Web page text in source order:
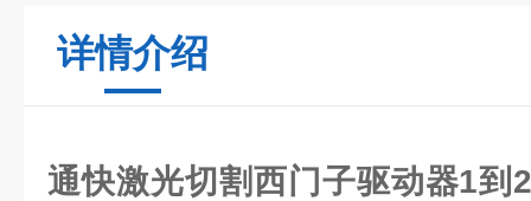
详情介绍
通快激光切割西门子驱动器1到